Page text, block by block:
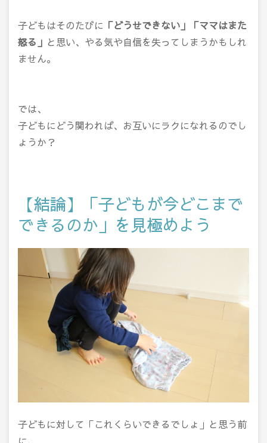
子どもはそのたびに 「どうせできない」「ママはまた
怒る」 と思い、やる気や自信を失ってしまうかもしれ
ません。
では、
子どもにどう関われば、お互いにラクになれるのでし
ょうか？
【結論】「子どもが今どこまで
できるのか」を見極めよう
子どもに対して「これくらいできるでしょ」と思う前